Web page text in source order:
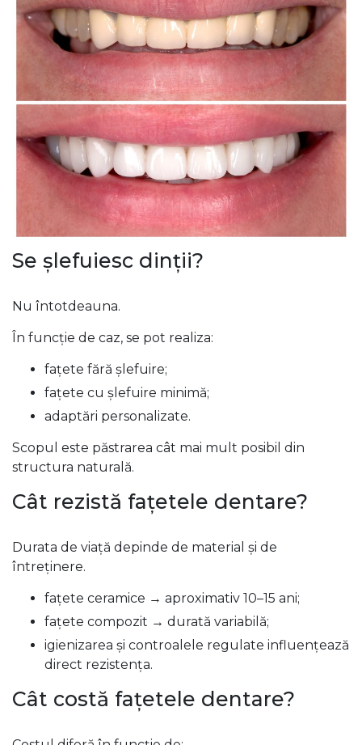
Se șlefuiesc dinții?
Nu întotdeauna.
În funcție de caz, se pot realiza:
fațete fără șlefuire;
fațete cu șlefuire minimă;
adaptări personalizate.
Scopul este păstrarea cât mai mult posibil din
structura naturală.
Cât rezistă fațetele dentare?
Durata de viață depinde de material și de
întreținere.
fațete ceramice → aproximativ 10–15 ani;
fațete compozit → durată variabilă;
igienizarea și controalele regulate influențează
direct rezistența.
Cât costă fațetele dentare?